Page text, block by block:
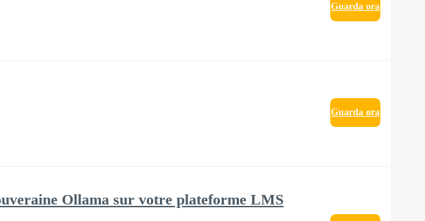
Guarda ora
Guarda ora
Ollama sur votre plateforme LMS